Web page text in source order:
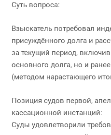
Суть вопроса:
Взыскатель потребовал
присуждённого долга и
за текущий период,
основного долга, но и
(методом нарастающего
Позиция судов первой,
кассационной инстанций:
Суды удовлетворили